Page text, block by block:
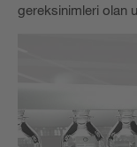
gereksinimleri olan